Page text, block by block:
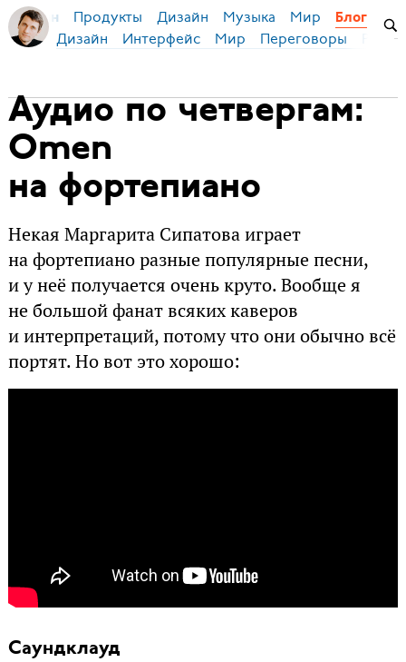
Бирман Продукты Дизайн Музыка Мир Блог
Дизайн Интерфейс Мир Переговоры
Аудио по четвергам:
Omen
на фортепиано
Некая Маргарита Сипатова играет
на фортепиано разные популярные песни,
и у неё получается очень круто. Вообще я
не большой фанат всяких каверов
и интерпретаций, потому что они обычно всё
портят. Но вот это хорошо:
Саундклауд